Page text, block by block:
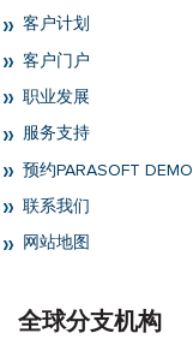
客户计划
客户门户
职业发展
服务支持
预约PARASOFT DEMO
联系我们
网站地图
全球分支机构